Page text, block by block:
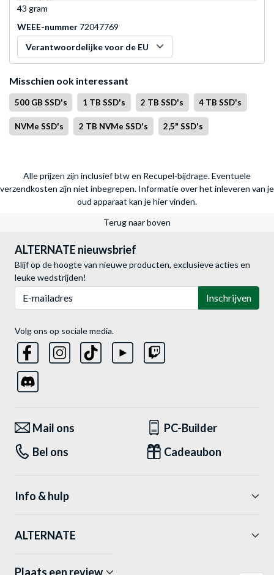
43 gram
WEEE-nummer 72047769
Verantwoordelijke voor de EU
Misschien ook interessant
500 GB SSD's 1 TB SSD's 2 TB SSD's 4 TB SSD's
NVMe SSD's 2 TB NVMe SSD's 2,5" SSD's
Alle prijzen zijn inclusief btw en Recupel-bijdrage. Eventuele
verzendkosten zijn niet inbegrepen. Informatie over het inleveren van je
oud apparaat kan je hier vinden.
Terug naar boven
ALTERNATE nieuwsbrief
Blijf op de hoogte van nieuwe producten, exclusieve acties en
leuke wedstrijden!
Inschrijven
Volg ons op sociale media.
Mail ons
PC-Builder
Bel ons
Cadeaubon
Info & hulp
ALTERNATE
Plaats een review